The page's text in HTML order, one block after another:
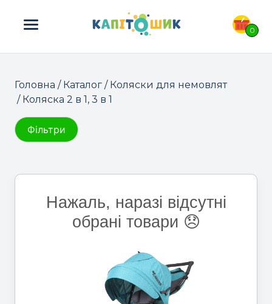
0
ПОШУК ТОВАРІВ:
Головна / Каталог / Коляски для немовлят
/ Коляска 2 в 1, 3 в 1
Фільтри
Нажаль, наразі відсутні
обрані товари 😞